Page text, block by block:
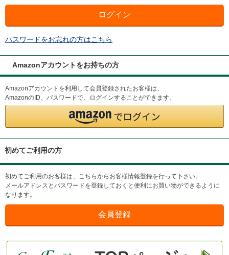
パスワードをお忘れの方はこちら
Amazonアカウントをお持ちの方
Amazonアカウントを利用して会員登録されたお客様は、
AmazonのID、パスワードで、ログインすることができます。
初めてご利用の方
初めてご利用のお客様は、こちらからお客様情報登録を行って下さい。
メールアドレスとパスワードを登録しておくと便利にお買い物ができるように
なります。